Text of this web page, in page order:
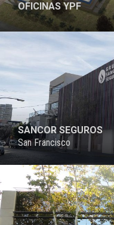
OFICINAS YPF
SANCOR SEGUROS
San Francisco